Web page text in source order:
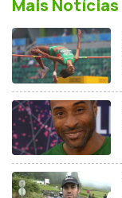
Mais Notícias